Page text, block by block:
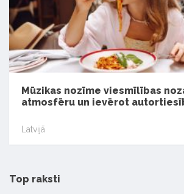
Mūzikas nozīme viesmīlības
atmosfēru un ievērot
Latvijā
Top raksti